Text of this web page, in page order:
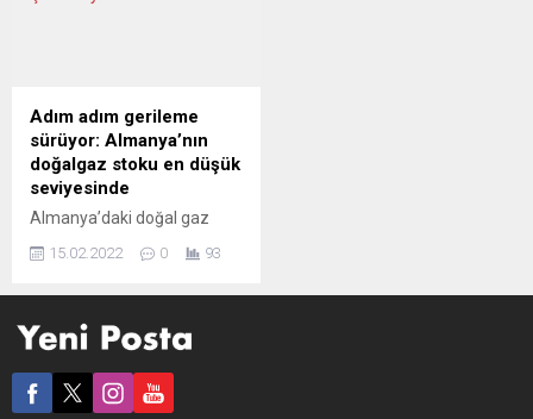
Adım adım gerileme
sürüyor: Almanya’nın
doğalgaz stoku en düşük
seviyesinde
Almanya’daki doğal gaz
doluluk oranı yüzde 33
doluluk oranı genellikle
ulaşırken, Kasım 2021’de
enerji krizi nedeniyle bu oran
15.02.2022 0 93